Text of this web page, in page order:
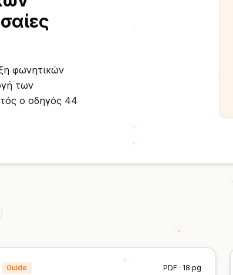
φωνητικών
των
ο οδηγός 44
Guide PDF · 18 pg